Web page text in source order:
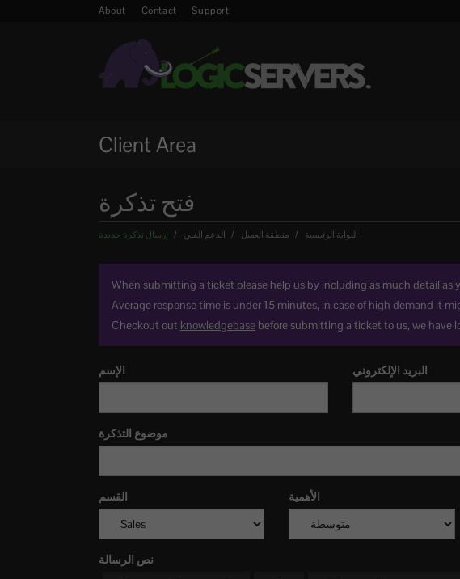
About Contact Support
Client Area
فتح تذكرة
البوابة الرئيسية منطقة العميل الدعم الفني إرسال تذكرة جديدة
When submitting a ticket please help us by including as much detail as
Average response time is under 15 minutes, in case of high demand it
Checkout out knowledgebase before submitting a ticket to us, we have
الإسم البريد الإلكتروني
موضوع التذكرة
القسم الأهمية
نص الرسالة